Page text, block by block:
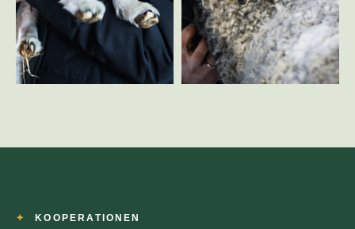
KOOPERATIONEN